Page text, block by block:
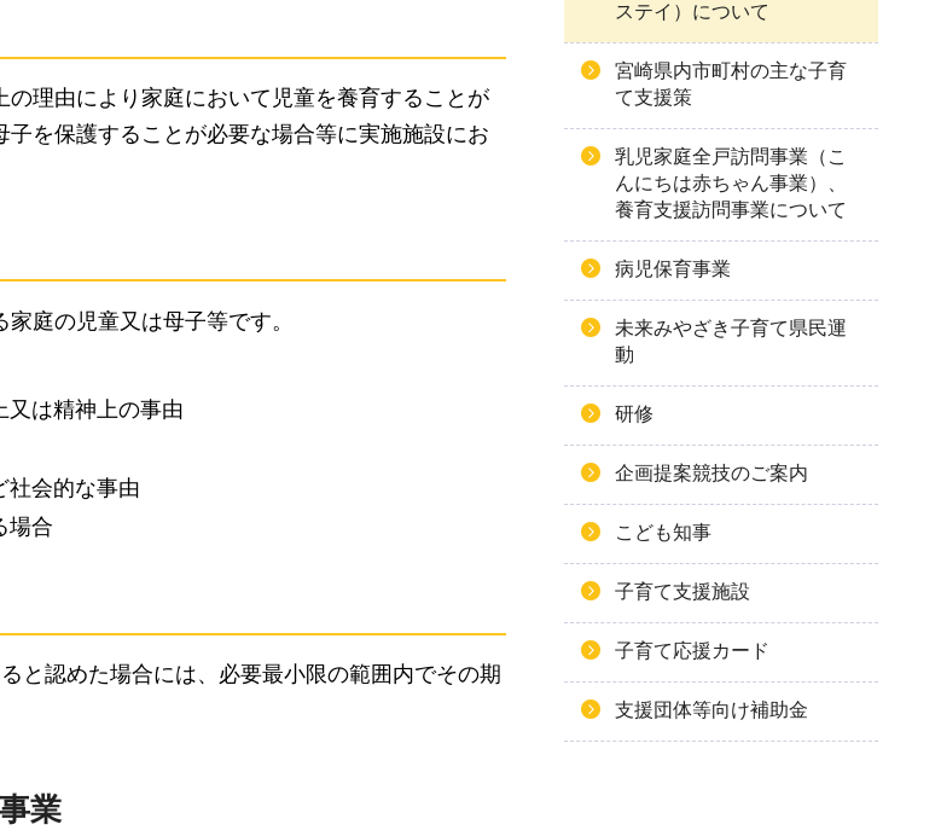
理由により家庭において児童を養育することが
を保護することが必要な場合等に実施施設にお
庭の児童又は母子等です。
又は精神上の事由
社会的な事由
場合
と認めた場合には、必要最小限の範囲内でその期
業
ステイ）について
宮崎県内市町村の主な子育
て支援策
乳児家庭全戸訪問事業（こ
んにちは赤ちゃん事業）、
養育支援訪問事業について
病児保育事業
未来みやざき子育て県民運
動
研修
企画提案競技のご案内
こども知事
子育て支援施設
子育て応援カード
支援団体等向け補助金